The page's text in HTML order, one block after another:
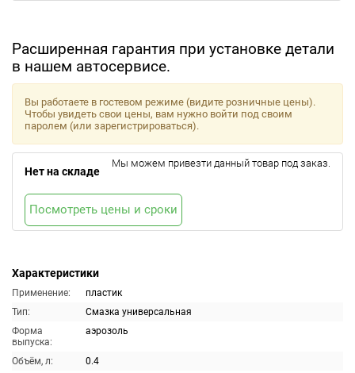
Расширенная гарантия при установке детали
в нашем автосервисе.
Характеристики
Применение:
пластик
Тип:
Смазка универсальная
Форма
выпуска:
аэрозоль
Объём, л:
0.4
Вы работаете в гостевом режиме (видите розничные цены).
Чтобы увидеть свои цены, вам нужно войти под своим
паролем (или зарегистрироваться).
Нет на складе
Мы можем привезти данный товар под заказ.
Посмотреть цены и сроки